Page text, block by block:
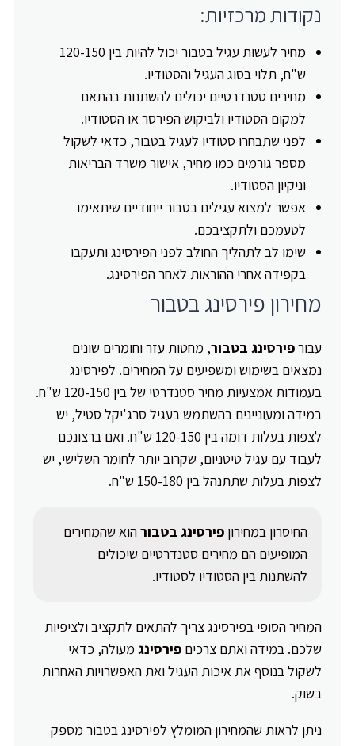
נקודות מרכזיות:
מחיר לעשות עגיל בטבור יכול להיות בין 120-150
ש"ח, תלוי בסוג העגיל והסטודיו.
מחירים סטנדרטיים יכולים להשתנות בהתאם
למקום הסטודיו ולביקוש הפירסר או הסטודיו.
לפני שתבחרו סטודיו לעגיל בטבור, כדאי לשקול
מספר גורמים כמו מחיר, אישור משרד הבריאות
וניקיון הסטודיו.
אפשר למצוא עגילים בטבור ייחודיים שיתאימו
לטעמכם ולתקציבכם.
שימו לב לתהליך החולב לפני הפירסינג ותעקבו
בקפידה אחרי ההוראות לאחר הפירסינג.
מחירון פירסינג בטבור
עבורפירסינג בטבור, מחטות עזר וחומרים שונים
נמצאים בשימוש ומשפיעים על המחירים. לפירסינג
בעמודות אמצעיות מחיר סטנדרטי של בין 120-150 ש"ח.
במידה ומעוניינים בהשתמש בעגיל סרג'יקל סטיל, יש
לצפות בעלות דומה בין 120-150 ש"ח. ואם ברצונכם
לעבוד עם עגיל טיטניום, שקרוב יותר לחומר השלישי, יש
לצפות בעלות שתתנהל בין 150-180 ש"ח.
החיסרון במחירון פירסינג בטבורהוא שהמחירים
המופיעים הם מחירים סטנדרטיים שיכולים
להשתנות בין הסטודיו לסטודיו.
המחיר הסופי בפירסינג צריך להתאים לתקציב ולציפיות
שלכם. במידה ואתם צרכים פירסינגמעולה, כדאי
לשקול בנוסף את איכות העגיל ואת האפשרויות האחרות
בשוק.
ניתן לראות שהמחירון המומלץ לפירסינג בטבור מספק